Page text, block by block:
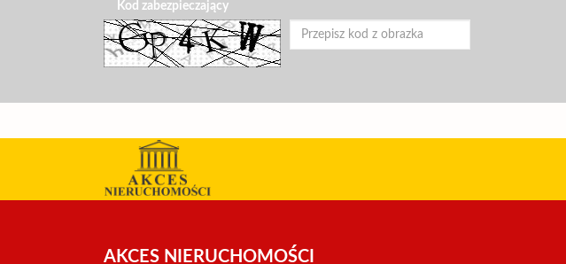
Kod zabezpieczający
AKCES NIERUCHOMOŚCI